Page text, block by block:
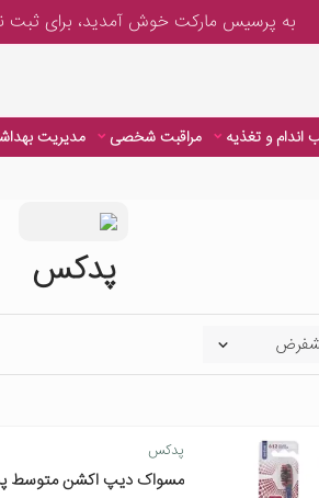
به پرسیس مارکت خوش آمدید، برایثبت
اندام و تغذیه مراقبت شخصی مدیریت
پدکس
پدکس
مسواک دیپ اکشن متوسط